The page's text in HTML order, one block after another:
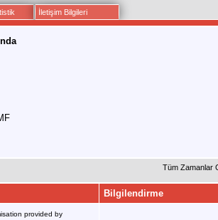
İletişim Bilgileri
Tüm Zamanlar
Bilgilendirme
provided by